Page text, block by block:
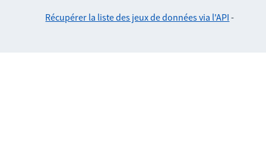
Récupérer la liste des jeux de données via l'API -